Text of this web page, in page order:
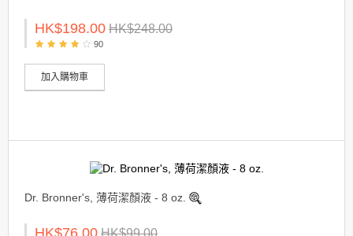
HK$198.00 HK$248.00
90
加入購物車
Dr. Bronner's, 薄荷潔顏液 - 8 oz.
HK$76.00 HK$99.00